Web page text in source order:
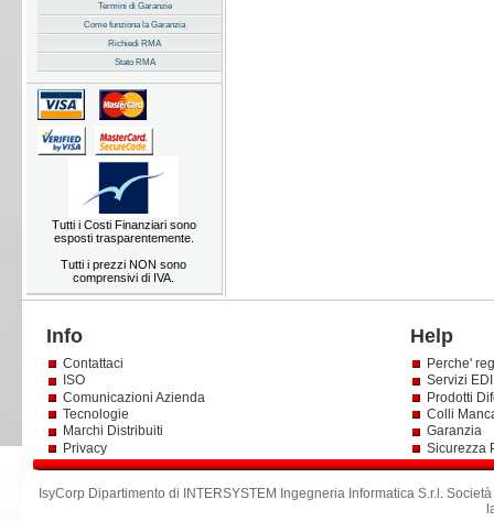
Termini di Garanzie
Come funziona la Garanzia
Richiedi RMA
Stato RMA
Tutti i Costi Finanziari sono
esposti trasparentemente.
Tutti i prezzi NON sono
comprensivi di IVA.
Info Help
Contattaci
ISO
Comunicazioni Azienda
Tecnologie
Marchi Distribuiti
Privacy
Perche'
Servizi
Prodotti
Colli
Garanzia
Sicurezza
IsyCorp Dipartimento di INTERSYSTEM Ingegneria Informatica S.r.l .